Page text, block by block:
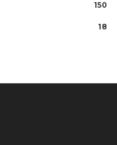
150
18